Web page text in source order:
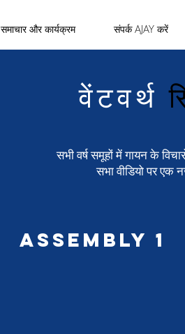
समाचार और कार्यक्रम संपर्क AJAY करें
वेंटवर्थ
सभी वर्ष समूहों में गायन के
सभा वीडियो पर एक
Assembly 1